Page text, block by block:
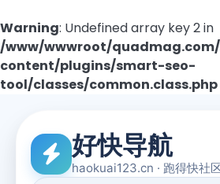
Warning: Undefined array key 2 in
/www/wwwroot/
content/plugins/smart-seo-
tool/classes/common.class.php